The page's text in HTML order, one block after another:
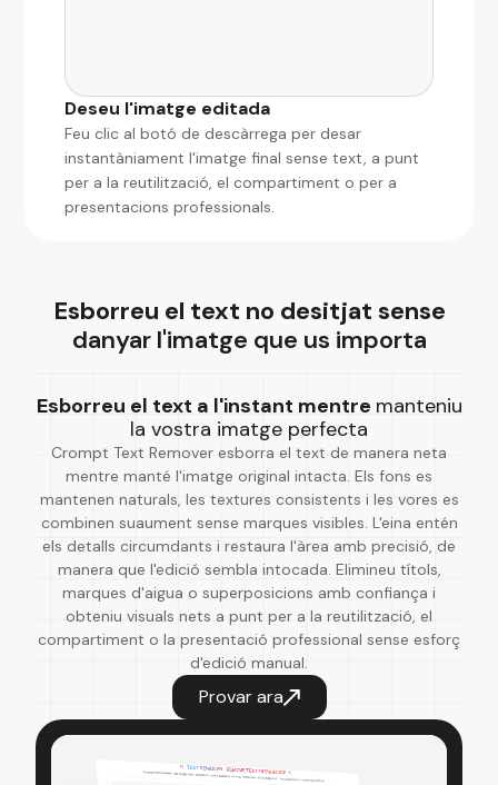
Deseu l'imatge editada
Feu clic al botó de descàrrega per desar
instantàniament l'imatge final sense text, a punt
per a la reutilització, el compartiment o per a
presentacions professionals.
Esborreu el text no desitjat sense
danyar l'imatge que us importa
Esborreu el text a l'instant mentre manteniu
la vostra imatge perfecta
Crompt Text Remover esborra el text de manera neta
mentre manté l'imatge original intacta. Els fons es
mantenen naturals, les textures consistents i les vores es
combinen suaument sense marques visibles. L'eina entén
els detalls circumdants i restaura l'àrea amb precisió, de
manera que l'edició sembla intocada. Elimineu títols,
marques d'aigua o superposicions amb confiança i
obteniu visuals nets a punt per a la reutilització, el
compartiment o la presentació professional sense esforç
d'edició manual.
Provar ara